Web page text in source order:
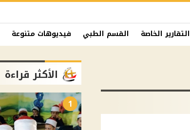
التقارير الخاصة القسم الطبي فيديوهات متنوعة
الأكثر قراءة
1